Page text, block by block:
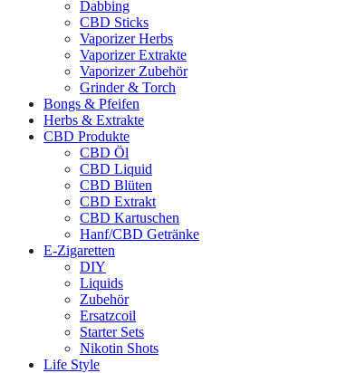
Dabbing
CBD Sticks
Vaporizer Herbs
Vaporizer Extrakte
Vaporizer Zubehör
Grinder & Torch
Bongs & Pfeifen
Herbs & Extrakte
CBD Produkte
CBD Öl
CBD Liquid
CBD Blüten
CBD Extrakt
CBD Kartuschen
Hanf/CBD Getränke
E-Zigaretten
DIY
Liquids
Zubehör
Ersatzcoil
Starter Sets
Nikotin Shots
Life Style